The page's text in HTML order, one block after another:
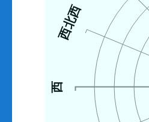
西
西北西